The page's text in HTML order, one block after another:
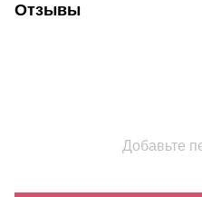
Отзывы
Добавьте